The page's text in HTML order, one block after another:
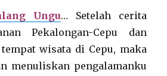
Ungu… Setelah cerita
Pekalongan-Cepu dan
wisata di Cepu, maka
menuliskan pengalamanku